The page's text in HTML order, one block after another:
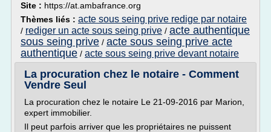
Site : https://at.ambafrance.org
Thèmes liés : acte sous seing prive redige par notaire
/ rediger un acte sous seing prive / acte authentique
sous seing prive / acte sous seing prive acte
authentique / acte sous seing prive devant notaire
La procuration chez le notaire - Comment
Vendre Seul
La procuration chez le notaire Le 21-09-2016 par Marion,
expert immobilier.
Il peut parfois arriver que les propriétaires ne puissent